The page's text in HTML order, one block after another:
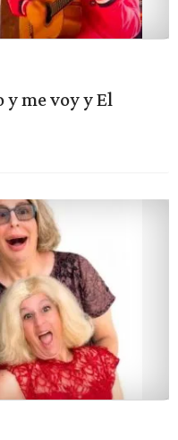
y me voy y El